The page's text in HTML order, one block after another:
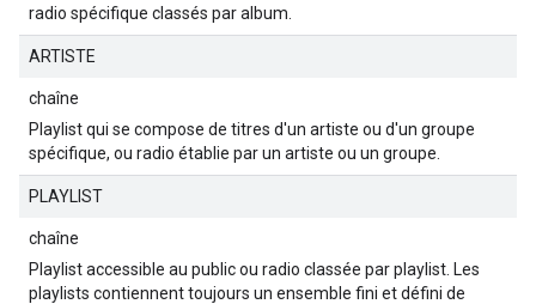
radio spécifique classés par album.
ARTISTE
chaîne
Playlist qui se compose de titres d'un artiste ou d'un groupe
spécifique, ou radio établie par un artiste ou un groupe.
PLAYLIST
chaîne
Playlist accessible au public ou radio classée par playlist. Les
playlists contiennent toujours un ensemble fini et défini de